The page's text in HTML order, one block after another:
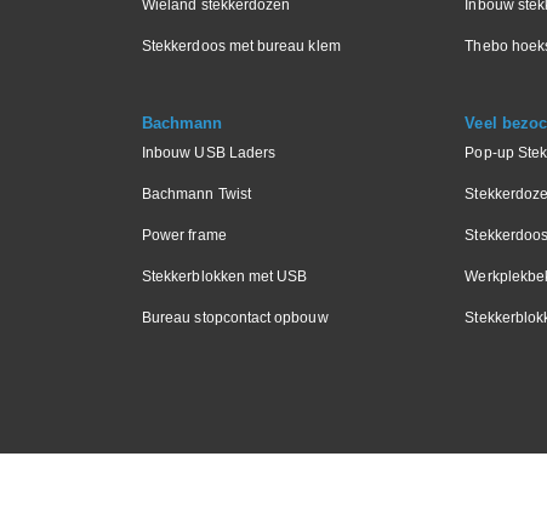
Wieland stekkerdozen
Stekkerdoos met bureau klem
Inbouw
Thebo
Bachmann
Inbouw USB Laders
Bachmann Twist
Power frame
Stekkerblokken met USB
Bureau stopcontact opbouw
Veel
Pop-up